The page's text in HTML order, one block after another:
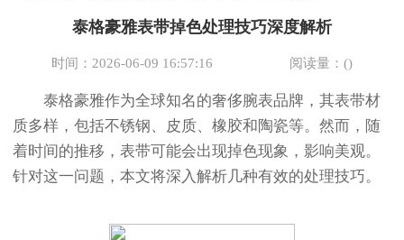
节假日正常营业！
泰格豪雅表带掉色处理技巧深度解析
时间：2026-06-09 16:57:16 阅读量：()
泰格豪雅作为全球知名的奢侈腕表品牌，其表带材
质多样，包括不锈钢、皮质、橡胶和陶瓷等。然而，随
着时间的推移，表带可能会出现掉色现象，影响美观。
针对这一问题，本文将深入解析几种有效的处理技巧。